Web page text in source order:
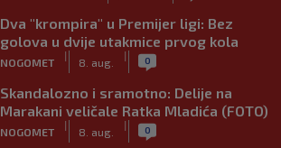
Dva "krompira" u Premijer ligi: Bez
golova u dvije utakmice prvog kola
NOGOMET
|
8. aug.
| 0
Skandalozno i sramotno: Delije na
Marakani veličale Ratka Mladića (FOTO)
NOGOMET
|
8. aug.
| 0